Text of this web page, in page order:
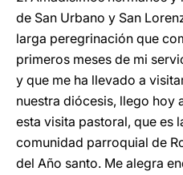
de San Urbano y San
larga peregrinación que
primeros meses de mi
y que me ha llevado a
nuestra diócesis, llego hoy
esta visita pastoral, que es
comunidad parroquial de
del Año santo. Me alegra